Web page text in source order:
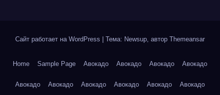
Сайт работает на WordPress | Тема: Newsup, автор Themeansar
Home Sample Page Авокадо Авокадо Авокадо Авокадо
Авокадо Авокадо Авокадо Авокадо Авокадо Авокадо